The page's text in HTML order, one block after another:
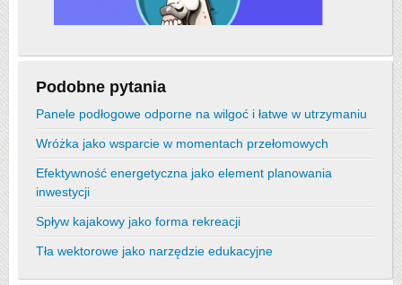
Podobne pytania
Panele podłogowe odporne na wilgoć i łatwe w utrzymaniu
Wróżka jako wsparcie w momentach przełomowych
Efektywność energetyczna jako element planowania
inwestycji
Spływ kajakowy jako forma rekreacji
Tła wektorowe jako narzędzie edukacyjne